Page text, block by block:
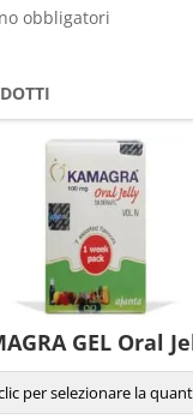
obbligatori
GEL Oral